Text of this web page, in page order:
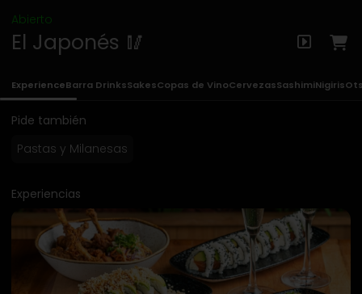
Abierto
El Japonés 🥢
ExperienceBarra DrinksSakesCopas de VinoCervezasSashimiNigiris
Pide también
Pastas y Milanesas
Experiencias